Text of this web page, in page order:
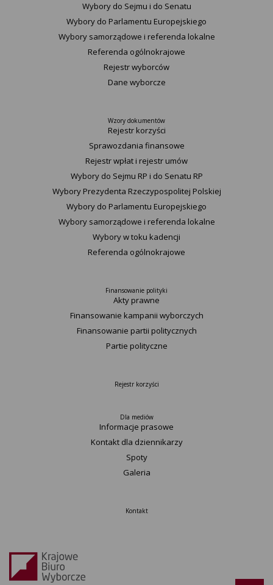
Wybory do Sejmu i do Senatu
Wybory do Parlamentu Europejskiego
Wybory samorządowe i referenda lokalne
Referenda ogólnokrajowe
Rejestr wyborców
Dane wyborcze
Wzory dokumentów
Rejestr korzyści
Sprawozdania finansowe
Rejestr wpłat i rejestr umów
Wybory do Sejmu RP i do Senatu RP
Wybory Prezydenta Rzeczypospolitej Polskiej
Wybory do Parlamentu Europejskiego
Wybory samorządowe i referenda lokalne
Wybory w toku kadencji
Referenda ogólnokrajowe
Finansowanie polityki
Akty prawne
Finansowanie kampanii wyborczych
Finansowanie partii politycznych
Partie polityczne
Rejestr korzyści
Dla mediów
Informacje prasowe
Kontakt dla dziennikarzy
Spoty
Galeria
Kontakt